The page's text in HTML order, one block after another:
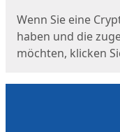
Wenn Sie eine
haben und die
möchten, klicken